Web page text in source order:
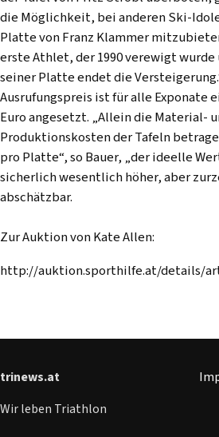
die Möglichkeit, bei anderen Ski-
Platte von Franz Klammer
erste Athlet, der 1990 verewigt
seiner Platte endet die
Ausrufungspreis ist für alle Exponate
Euro angesetzt. „Allein die Material-
Produktionskosten der Tafeln
pro Platte“, so Bauer, „der ideelle
sicherlich wesentlich höher, aber
abschätzbar.
Zur Auktion von Kate Allen:
http://auktion.sporthilfe.at/details/
trinews.at
Wir leben Triathlon